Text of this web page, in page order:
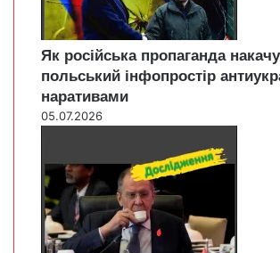
Як російська пропаганда
польський інфопростір
наративами
05.07.2026